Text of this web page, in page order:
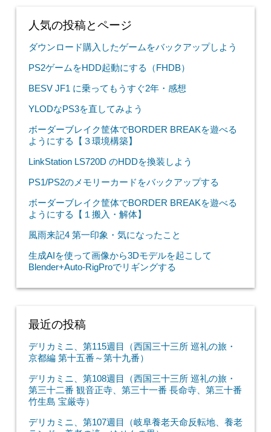
人気の投稿とページ
ダウンロード購入したゲームをバックアップしよう
PS2ゲームをHDD起動にする（FHDB）
BESV JF1 に乗ってもうすぐ2年・感想
YLODなPS3を直してみよう
ボーダーブレイク筐体でBORDER BREAKを遊べる
ようにする【３環境構築】
LinkStation LS720D のHDDを換装しよう
PS1/PS2のメモリーカードをバックアップする
ボーダーブレイク筐体でBORDER BREAKを遊べる
ようにする【１搬入・解体】
風雨来記4 第一印象・気になったこと
生成AIを使って画像から3Dモデルを起こして
Blender+Auto-RigProでリギングする
最近の投稿
デリカミニ、第115週目（西国三十三所 巡礼の旅・
京都編 第十五番～第十九番）
デリカミニ、第108週目（西国三十三所 巡礼の旅・
第三十二番 観音正寺、第三十一番 長命寺、第三十番
竹生島 宝厳寺）
デリカミニ、第107週目（岐阜養老天命反転地、養老